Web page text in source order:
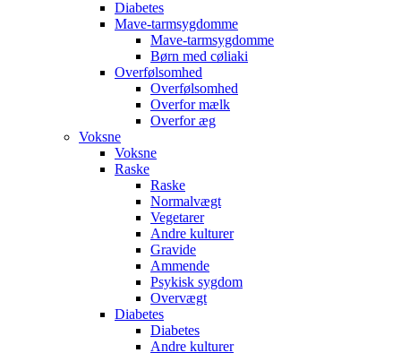
Diabetes
Mave-tarmsygdomme
Mave-tarmsygdomme
Børn med cøliaki
Overfølsomhed
Overfølsomhed
Overfor mælk
Overfor æg
Voksne
Voksne
Raske
Raske
Normalvægt
Vegetarer
Andre kulturer
Gravide
Ammende
Psykisk sygdom
Overvægt
Diabetes
Diabetes
Andre kulturer